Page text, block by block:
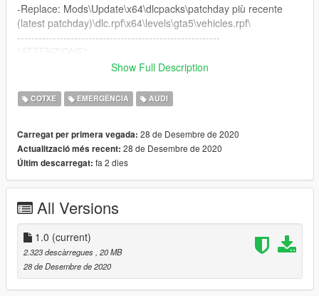
-Replace: Mods\Update\x64\dlcpacks\patchday più recente
(latest patchday)\dlc.rpf\x64\levels\gta5\vehicles.rpf\
---------------------------------------------------------
per informazioni scrivimi in privato
---------------------------------------------------------
you are not allowed to modify or sell my liveries without my
authorization.
For info write me in private
[ITA]
Se apprezzi i miei lavori passa dal mio canale Instagram e
lasciami un follow, grazie!!
[ENG]
Show Full Description
COTXE EMERGÈNCIA AUDI
Carregat per primera vegada: 28 de Desembre de 2020
Actualització més recent: 28 de Desembre de 2020
Últim descarregat: fa 2 dies
All Versions
1.0 (current)
2.323 descàrregues , 20 MB
28 de Desembre de 2020